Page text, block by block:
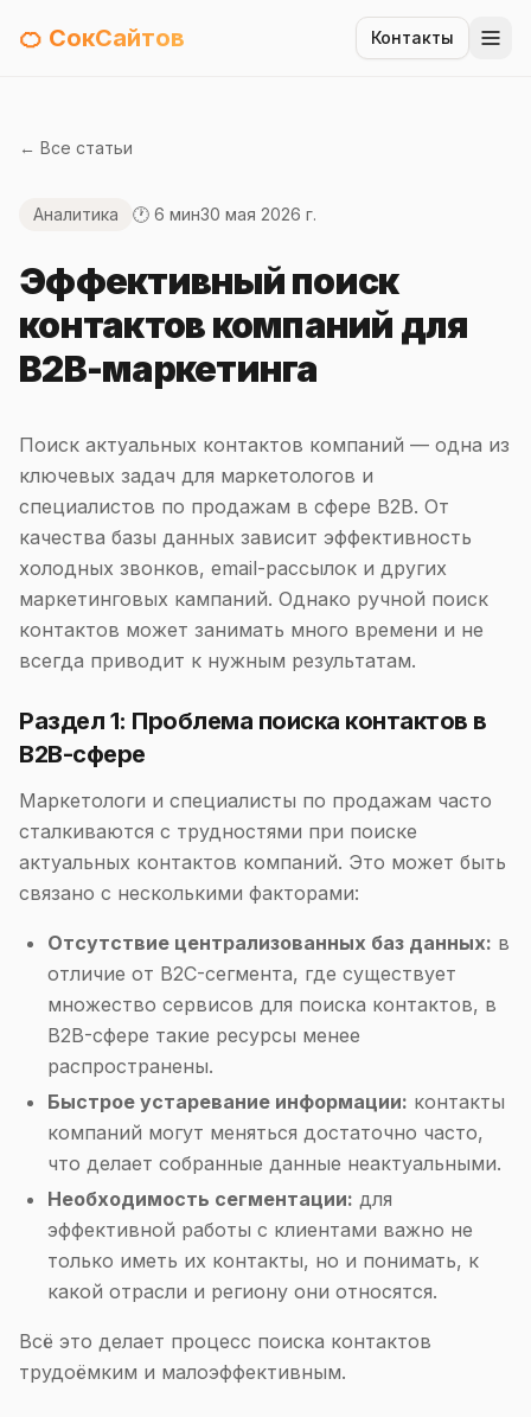
🍊 СокСайтов Контакты
← Все статьи
Аналитика 🕐 6 мин30 мая 2026 г.
Эффективный поиск
контактов компаний для
B2B-маркетинга
Поиск актуальных контактов компаний — одна из
ключевых задач для маркетологов и
специалистов по продажам в сфере B2B. От
качества базы данных зависит эффективность
холодных звонков, email-рассылок и других
маркетинговых кампаний. Однако ручной поиск
контактов может занимать много времени и не
всегда приводит к нужным результатам.
Раздел 1: Проблема поиска контактов в
B2B-сфере
Маркетологи и специалисты по продажам часто
сталкиваются с трудностями при поиске
актуальных контактов компаний. Это может быть
связано с несколькими факторами:
Отсутствие централизованных баз данных: в
отличие от B2C-сегмента, где существует
множество сервисов для поиска контактов, в
B2B-сфере такие ресурсы менее
распространены.
Быстрое устаревание информации: контакты
компаний могут меняться достаточно часто,
что делает собранные данные неактуальными.
Необходимость сегментации: для
эффективной работы с клиентами важно не
только иметь их контакты, но и понимать, к
какой отрасли и региону они относятся.
Всё это делает процесс поиска контактов
трудоёмким и малоэффективным.